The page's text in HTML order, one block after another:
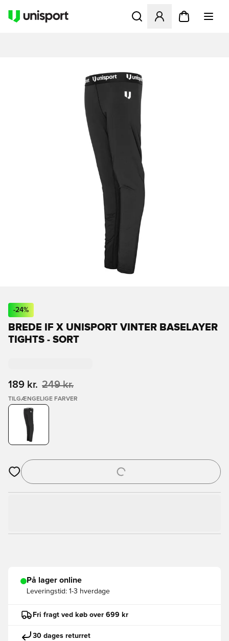
Åbner en Modal til at
-24%
BREDE IF X UNISPORT VINTER BASELAYER
TIGHTS - SORT
189 kr. 249 kr.
TILGÆNGELIGE FARVER
Åbner en Modal til at logge ind eller tilmelde dig som medlem
På lager online
Leveringstid: 1-3 hverdage
Fri fragt ved køb over 699 kr
30 dages returret